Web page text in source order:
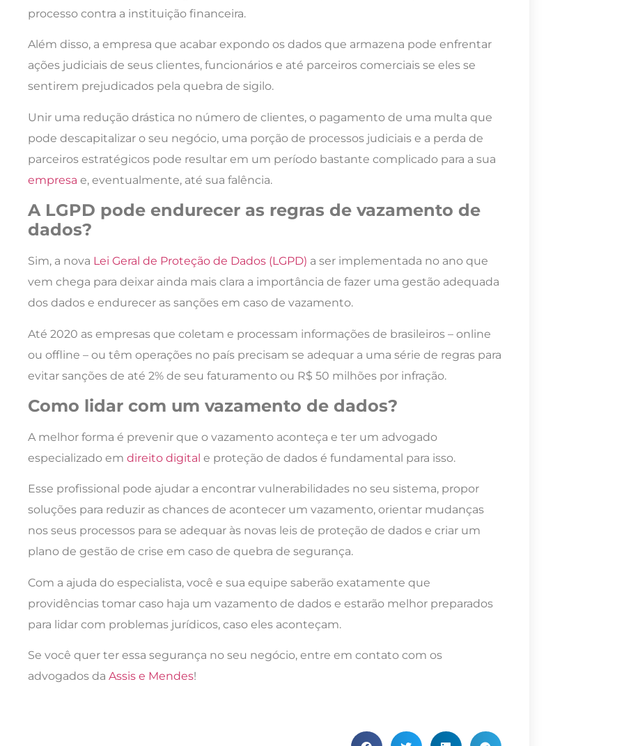
processo contra a instituição financeira.
Além disso, a empresa que acabar expondo os dados que armazena pode enfrentar
ações judiciais de seus clientes, funcionários e até parceiros comerciais se eles se
sentirem prejudicados pela quebra de sigilo.
Unir uma redução drástica no número de clientes, o pagamento de uma multa que
pode descapitalizar o seu negócio, uma porção de processos judiciais e a perda de
parceiros estratégicos pode resultar em um período bastante complicado para a sua
empresa e, eventualmente, até sua falência.
A LGPD pode endurecer as regras de vazamento de
dados?
Sim, a nova Lei Geral de Proteção de Dados (LGPD) a ser implementada no ano que
vem chega para deixar ainda mais clara a importância de fazer uma gestão adequada
dos dados e endurecer as sanções em caso de vazamento.
Até 2020 as empresas que coletam e processam informações de brasileiros – online
ou offline – ou têm operações no país precisam se adequar a uma série de regras para
evitar sanções de até 2% de seu faturamento ou R$ 50 milhões por infração.
Como lidar com um vazamento de dados?
A melhor forma é prevenir que o vazamento aconteça e ter um advogado
especializado em direito digital e proteção de dados é fundamental para isso.
Esse profissional pode ajudar a encontrar vulnerabilidades no seu sistema, propor
soluções para reduzir as chances de acontecer um vazamento, orientar mudanças
nos seus processos para se adequar às novas leis de proteção de dados e criar um
plano de gestão de crise em caso de quebra de segurança.
Com a ajuda do especialista, você e sua equipe saberão exatamente que
providências tomar caso haja um vazamento de dados e estarão melhor preparados
para lidar com problemas jurídicos, caso eles aconteçam.
Se você quer ter essa segurança no seu negócio, entre em contato com os
advogados da Assis e Mendes!